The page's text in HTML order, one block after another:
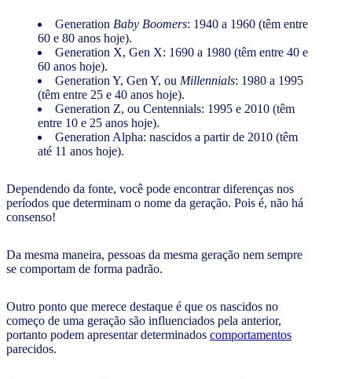
Generation Baby Boomers: 1940 a 1960 (têm entre
60 e 80 anos hoje).
Generation X, Gen X: 1690 a 1980 (têm entre 40 e
60 anos hoje).
Generation Y, Gen Y, ou Millennials: 1980 a 1995
(têm entre 25 e 40 anos hoje).
Generation Z, ou Centennials: 1995 e 2010 (têm
entre 10 e 25 anos hoje).
Generation Alpha: nascidos a partir de 2010 (têm
até 11 anos hoje).
Dependendo da fonte, você pode encontrar diferenças nos
períodos que determinam o nome da geração. Pois é, não há
consenso!
Da mesma maneira, pessoas da mesma geração nem sempre
se comportam de forma padrão.
Outro ponto que merece destaque é que os nascidos no
começo de uma geração são influenciados pela anterior,
portanto podem apresentar determinados comportamentos
parecidos.